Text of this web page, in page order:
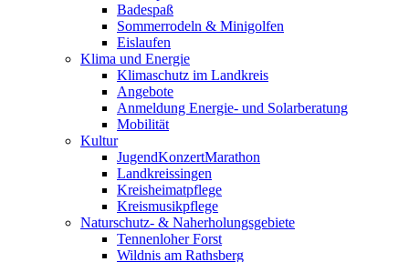
Badespaß
Sommerrodeln & Minigolfen
Eislaufen
Klima und Energie
Klimaschutz im Landkreis
Angebote
Anmeldung Energie- und Solarberatung
Mobilität
Kultur
JugendKonzertMarathon
Landkreissingen
Kreisheimatpflege
Kreismusikpflege
Naturschutz- & Naherholungsgebiete
Tennenloher Forst
Wildnis am Rathsberg